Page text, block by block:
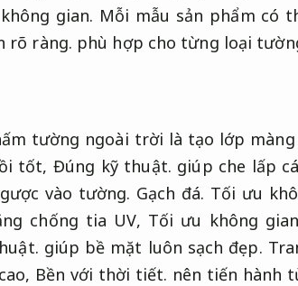
gian. Mỗi mẫu sản phẩm có
rõ ràng. phù hợp cho từng loại
tường ngoài trời là tạo lớp
tốt, Đúng kỹ thuật. giúp che lấp
vào tường. Gạch đá. Tối ưu
chống tia UV, Tối ưu không
giúp bề mặt luôn sạch đẹp.
Bền với thời tiết. nên tiến hành